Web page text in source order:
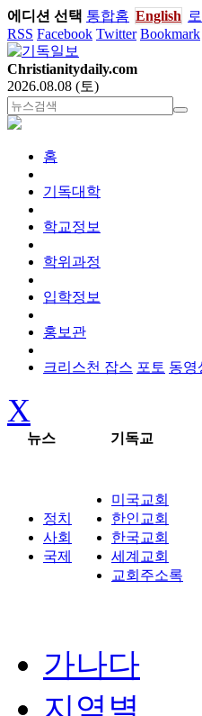
에디션 선택 통합홈 English
RSS Facebook Twitter Bookmark
Christianitydaily.com
2026.08.08 (토)
홈
기독대학
학교정보
학위과정
입학정보
홍보관
크리스천 잡스 포토 동영
X
뉴스 기독교
정치
사회
국제
미국교회
한인교회
한국교회
세계교회
교회주소록
가나다
지역별